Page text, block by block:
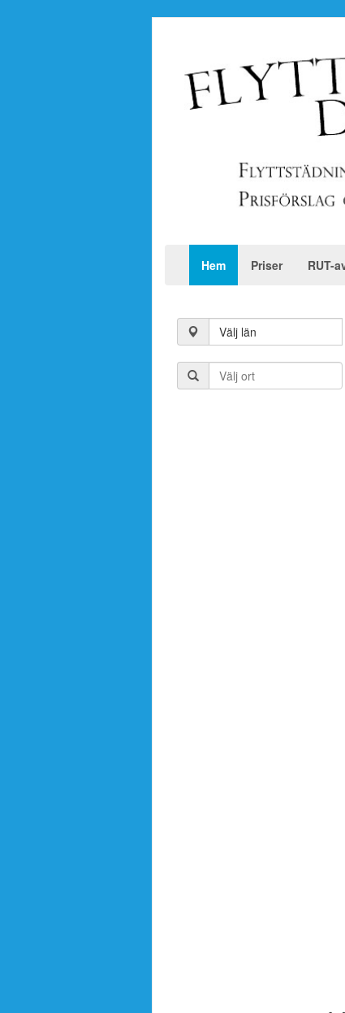
Hem Priser RUT-
Välj län